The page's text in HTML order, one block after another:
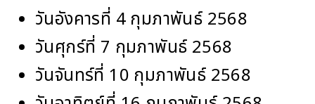
วันอังคารที่ 4 กุมภาพันธ์ 2568
วันศุกร์ที่ 7 กุมภาพันธ์ 2568
วันจันทร์ที่ 10 กุมภาพันธ์ 2568